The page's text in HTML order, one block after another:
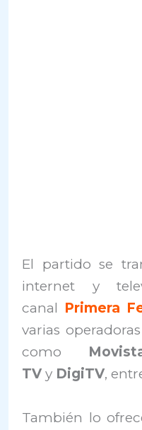
El partido se
internet y
canal Primera
varias
como
TV y DigiTV,
También lo